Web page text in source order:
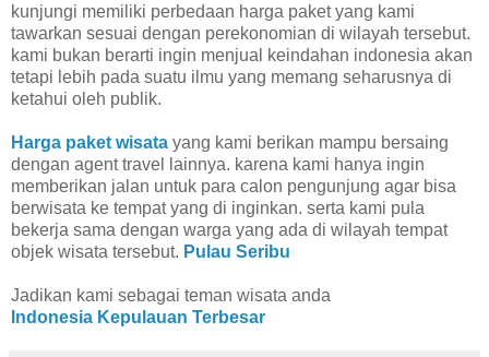
kunjungi memiliki perbedaan harga paket yang kami
tawarkan sesuai dengan perekonomian di wilayah tersebut.
kami bukan berarti ingin menjual keindahan indonesia akan
tetapi lebih pada suatu ilmu yang memang seharusnya di
ketahui oleh publik.
Harga paket wisata yang kami berikan mampu bersaing
dengan agent travel lainnya. karena kami hanya ingin
memberikan jalan untuk para calon pengunjung agar bisa
berwisata ke tempat yang di inginkan. serta kami pula
bekerja sama dengan warga yang ada di wilayah tempat
objek wisata tersebut. Pulau Seribu
Jadikan kami sebagai teman wisata anda
Indonesia Kepulauan Terbesar